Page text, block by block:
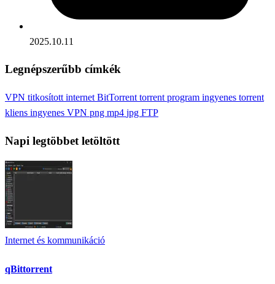
2025.10.11
Legnépszerűbb címkék
VPN titkosított internet BitTorrent torrent program ingyenes torrent
kliens ingyenes VPN png mp4 jpg FTP
Napi legtöbbet letöltött
Internet és kommunikáció
qBittorrent